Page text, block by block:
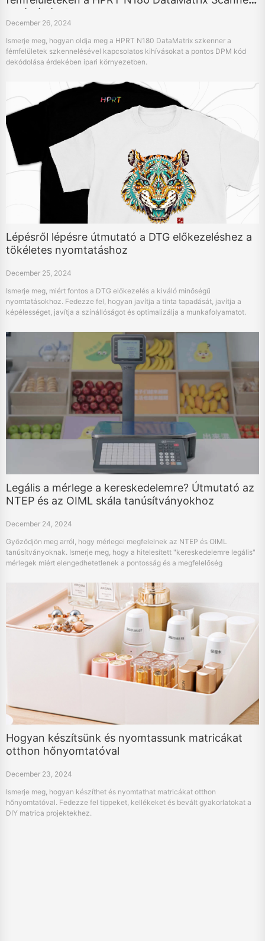
segítségével
December 26, 2024
Ismerje meg, hogyan oldja meg a HPRT N180 DataMatrix szkenner a
fémfelületek szkennelésével kapcsolatos kihívásokat a pontos DPM kód
dekódolása érdekében ipari környezetben.
Lépésről lépésre útmutató a DTG előkezeléshez a
tökéletes nyomtatáshoz
December 25, 2024
Ismerje meg, miért fontos a DTG előkezelés a kiváló minőségű
nyomtatásokhoz. Fedezze fel, hogyan javítja a tinta tapadását, javítja a
képélességet, javítja a színállóságot és optimalizálja a munkafolyamatot.
Legális a mérlege a kereskedelemre? Útmutató az
NTEP és az OIML skála tanúsítványokhoz
December 24, 2024
Győződjön meg arról, hogy mérlegei megfelelnek az NTEP és OIML
tanúsítványoknak. Ismerje meg, hogy a hitelesített "kereskedelemre legális"
mérlegek miért elengedhetetlenek a pontosság és a megfelelőség
Hogyan készítsünk és nyomtassunk matricákat
otthon hőnyomtatóval
December 23, 2024
Ismerje meg, hogyan készíthet és nyomtathat matricákat otthon
hőnyomtatóval. Fedezze fel tippeket, kellékeket és bevált gyakorlatokat a
DIY matrica projektekhez.